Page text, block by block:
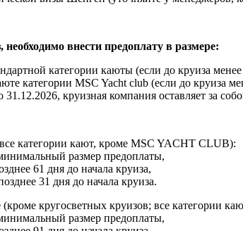
внести предоплату в размере:
категории каюты (если до круиза
категории MSC Yacht club (если до круиза
31.12.2026, круизная компания оставляет за
категории кают, кроме MSC YACHT CLUB):
размер предоплаты,
61 дня до начала круиза,
31 дня до начала круиза.
кругосветных круизов; все категории
размер предоплаты,